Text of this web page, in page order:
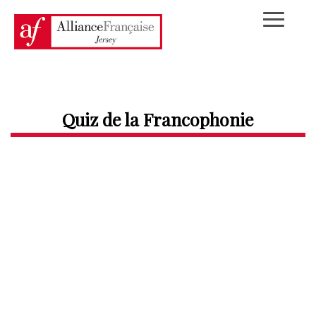
Quiz de la Francophonie